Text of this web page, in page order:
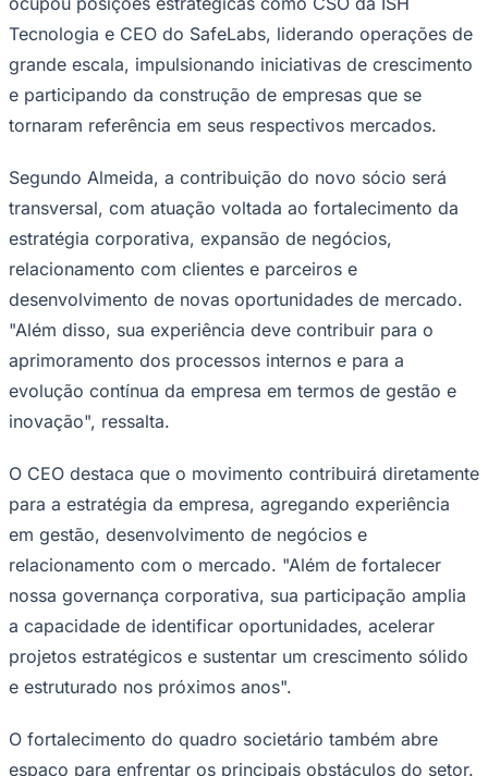
Corinthians
Palmeiras
Tecnologia e CEO do SafeLabs, liderando operações de
grande escala, impulsionando iniciativas de crescimento
e participando da construção de empresas que se
tornaram referência em seus respectivos mercados.
Segundo Almeida, a contribuição do novo sócio será
transversal, com atuação voltada ao fortalecimento da
estratégia corporativa, expansão de negócios,
relacionamento com clientes e parceiros e
desenvolvimento de novas oportunidades de mercado.
"Além disso, sua experiência deve contribuir para o
aprimoramento dos processos internos e para a
evolução contínua da empresa em termos de gestão e
inovação", ressalta.
O CEO destaca que o movimento contribuirá diretamente
para a estratégia da empresa, agregando experiência
em gestão, desenvolvimento de negócios e
relacionamento com o mercado. "Além de fortalecer
nossa governança corporativa, sua participação amplia
a capacidade de identificar oportunidades, acelerar
projetos estratégicos e sustentar um crescimento sólido
e estruturado nos próximos anos".
O fortalecimento do quadro societário também abre
espaço para enfrentar os principais obstáculos do setor.